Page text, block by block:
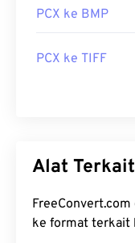
PCX ke BMP
PCX ke TIFF
Alat Terkait
ke format terkait